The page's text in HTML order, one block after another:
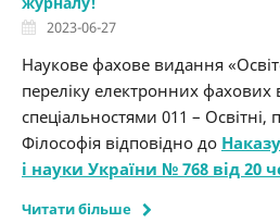
2023-06-27
Наукове фахове видання
переліку електронних фахових
спеціальностями 011 – Освітні,
Філософія відповідно до
і науки України № 768 від 20
Читати більше